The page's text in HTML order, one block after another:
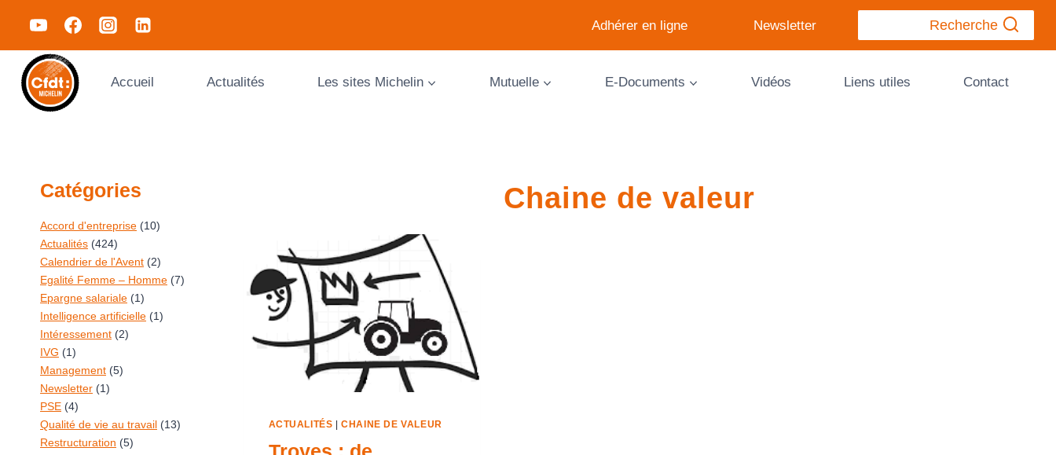
Adhérer en ligne Newsletter Recherche
Accueil Actualités Les sites Michelin Mutuelle E-Documents Vidéos Liens utiles Contact
Chaine de valeur
ACTUALITÉS |CHAINE DE VALEUR
Catégories
Accord d'entreprise (10)
Actualités (424)
Calendrier de l'Avent (2)
Egalité Femme – Homme (7)
Epargne salariale (1)
Intelligence artificielle (1)
Intéressement (2)
IVG (1)
Management (5)
Newsletter (1)
PSE (4)
Qualité de vie au travail (13)
Restructuration (5)